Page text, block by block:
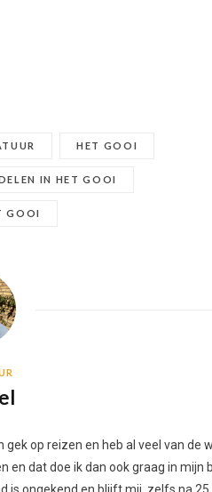
HET GOOI
IN HET GOOI
GOOI
op reizen en heb al veel van
dat doe ik dan ook graag in mijn